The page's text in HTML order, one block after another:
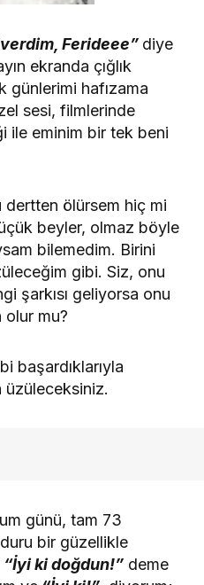
Ferideee” diye
ekranda çığlık
günlerimi hafızama
sesi, filmlerinde
ile eminim bir tek beni
ölürsem hiç mi
beyler, olmaz böyle
bilemedim. Birini
gibi. Siz, onu
şarkısı geliyorsa onu
mu?
başardıklarıyla
üzüleceksiniz.
günü, tam 73
bir güzellikle
“İyi ki doğdun!” deme